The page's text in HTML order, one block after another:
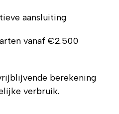
aansluiting
vanaf €2.500
berekening
verbruik.